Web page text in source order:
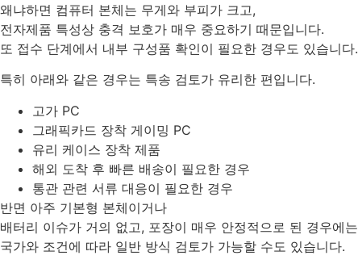
왜냐하면 컴퓨터 본체는 무게와 부피가 크고,
전자제품 특성상 충격 보호가 매우 중요하기 때문입니다.
또 접수 단계에서 내부 구성품 확인이 필요한 경우도 있습니다.
특히 아래와 같은 경우는 특송 검토가 유리한 편입니다.
고가 PC
그래픽카드 장착 게이밍 PC
유리 케이스 장착 제품
해외 도착 후 빠른 배송이 필요한 경우
통관 관련 서류 대응이 필요한 경우
반면 아주 기본형 본체이거나
배터리 이슈가 거의 없고, 포장이 매우 안정적으로 된 경우에는
국가와 조건에 따라 일반 방식 검토가 가능할 수도 있습니다.